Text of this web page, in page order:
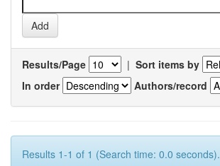
Results/Page | Sort items by
In order
Authors/record
Results 1-1 of 1 (Search time: 0.0 seconds).